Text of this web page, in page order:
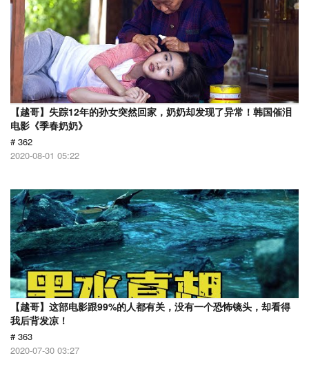
【越哥】失踪12年的孙女突然回家，奶奶却发现了异常！韩国催泪
电影《季春奶奶》
# 362
2020-08-01 05:22
【越哥】这部电影跟99%的人都有关，没有一个恐怖镜头，却看得
我后背发凉！
# 363
2020-07-30 03:27